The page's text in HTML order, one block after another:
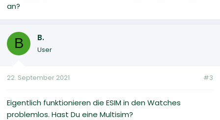
an?
B B.
User
22. September 2021 #3
Eigentlich funktionieren die ESIM in den Watches
problemlos. Hast Du eine Multisim?